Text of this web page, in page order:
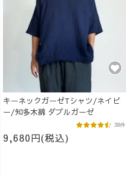
キーネックガーゼTシャツ/ネイビ
ー/知多木綿 ダブルガーゼ
9,680円(税込)
38件